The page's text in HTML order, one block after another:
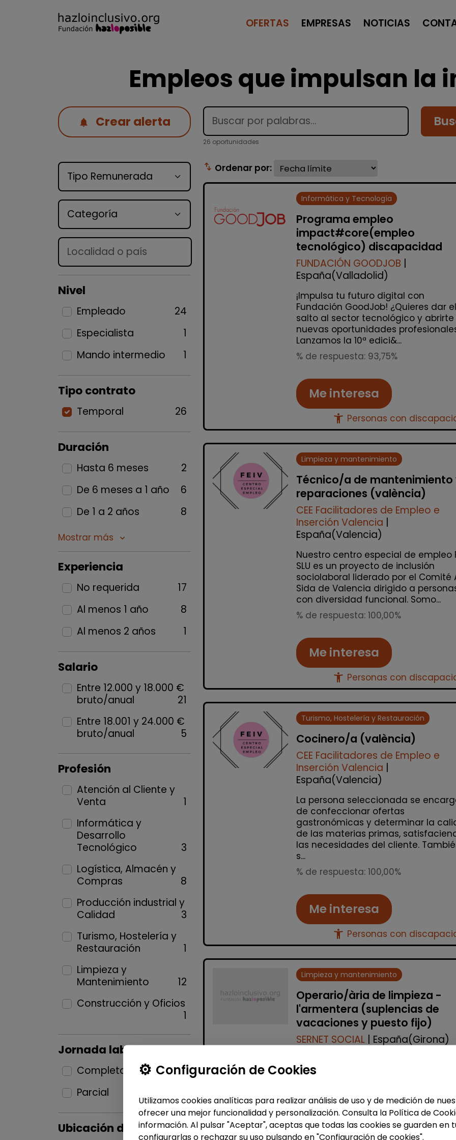
OFERTAS EMPRESAS NOTICIAS
Empleos que impulsan la
Crear alerta
Tipo de oferta
Categoría
Lugar
Nivel
Empleado
24
Especialista
1
Mando intermedio
1
Tipo contrato
Temporal 26
Duración
Hasta 6 meses
2
De 6 meses a 1 año
6
De 1 a 2 años
8
Mostrar más keyboard_arrow_down
Experiencia
No requerida
17
Al menos 1 año
8
Al menos 2 años
1
Salario
Entre 12.000 y 18.000 €
bruto/anual
21
Entre 18.001 y 24.000 €
bruto/anual
5
Profesión
Atención al Cliente y
Venta
1
Informática y
Desarrollo
Tecnológico
3
Logística, Almacén y
Compras
8
Producción industrial y
Calidad
3
Turismo, Hostelería y
Restauración
1
Limpieza y
Mantenimiento
12
Construcción y Oficios
1
Jornada laboral
Completa
19
Parcial
Ubicación del puesto
26 oportunidades
swap_vert Ordenar por:
Informática y Tecnología
Programa empleo
impact#core(empleo
tecnológico) discapacidad
FUNDACIÓN GOODJOB |
España(Valladolid)
¡Impulsa tu futuro digital con
Fundación GoodJob! ¿Quieres dar el
salto al sector tecnológico y abrirte
nuevas oportunidades
Lanzamos la 10ª edici&...
% de respuesta: 93,75%
Me interesa
accessibility_new Personas con
Limpieza y mantenimiento
Técnico/a de mantenimiento
reparaciones (valència)
CEE Facilitadores de Empleo e
Inserción Valencia |
España(Valencia)
Nuestro centro especial de empleo
SLU es un proyecto de inclusión
sociolaboral liderado por el Comité
Sida de Valencia dirigido a
con diversidad funcional. Somo...
% de respuesta: 100,00%
Me interesa
accessibility_new Personas con
Turismo, Hostelería y Restauración
Cocinero/a (valència)
CEE Facilitadores de Empleo e
Inserción Valencia
España(Valencia)
La persona seleccionada se
de confeccionar ofertas
gastronómicas y determinar la
de las materias primas,
las necesidades del cliente.
s...
% de respuesta: 100,00%
Me interesa
accessibility_new Personas con
Limpieza y mantenimiento
Operario/ària de limpieza -
l'armentera (suplencias de
vacaciones y puesto fijo)
SERNET SOCIAL | España(Girona)
limpieza para realizar la cobertura de
(Girona). Al ser un Centro Especial
Empleo (CEE), es impre...
Configuración de Cookies
Utilizamos cookies analíticas para realizar análisis de uso y de medición de
ofrecer una mejor funcionalidad y personalización. Consulta la Política de
información. Al pulsar "Aceptar", aceptas que todas las cookies se guarden en
configurarlas o rechazar su uso pulsando en "Configuración de cookies".